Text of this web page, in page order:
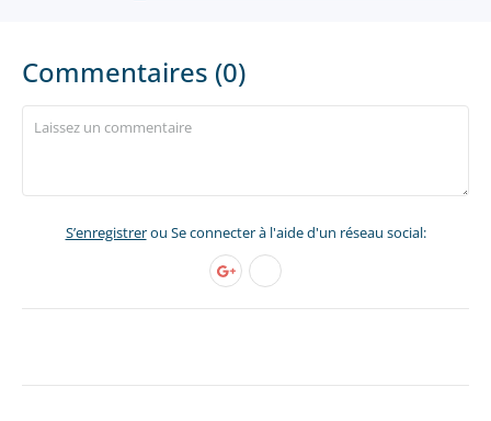
Commentaires (0)
S’enregistrerou Se connecter à l'aide d'un réseau social: